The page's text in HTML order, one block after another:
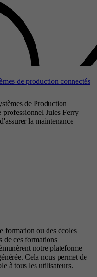
de production connectés
de Production
professionnel Jules Ferry
la maintenance
formation ou des écoles
de ces formations
notre plateforme
Cela nous permet de
à tous les utilisateurs.